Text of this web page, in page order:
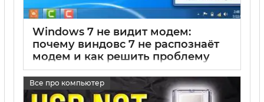
Windows 7 не видит модем:
почему виндовс 7 не распознаёт
модем и как решить проблему
Все про компьютер